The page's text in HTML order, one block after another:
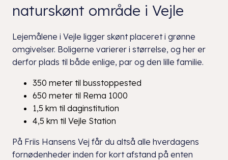
naturskønt område i Vejle
Lejemålene i Vejle ligger skønt placeret i grønne
omgivelser. Boligerne varierer i størrelse, og her er
derfor plads til både enlige, par og den lille familie.
350 meter til busstoppested
650 meter til Rema 1000
1,5 km til daginstitution
4,5 km til Vejle Station
På Friis Hansens Vej får du altså alle hverdagens
fornødenheder inden for kort afstand på enten